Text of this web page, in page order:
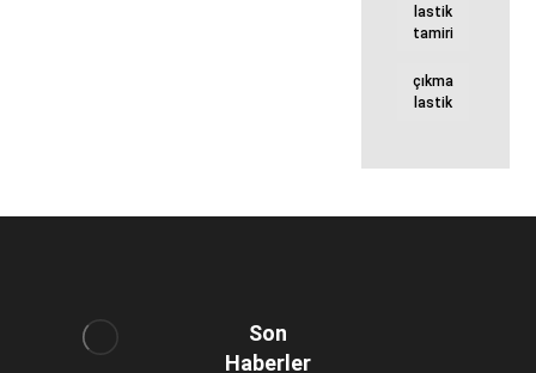
lastik
tamiri
çıkma
lastik
Son
Haberler